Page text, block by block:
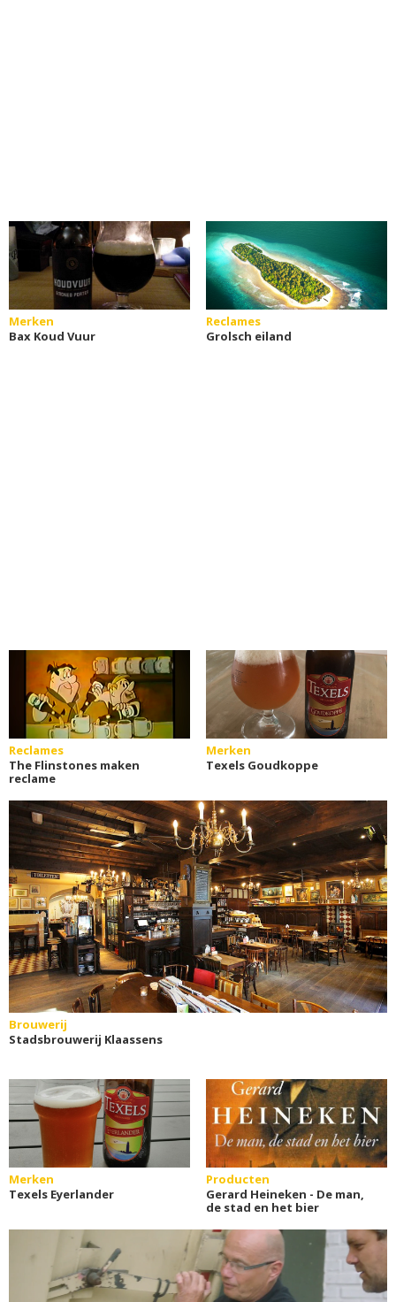
Merken
Bax Koud Vuur
Reclames
Grolsch eiland
Reclames
The Flinstones maken
reclame
Merken
Texels Goudkoppe
Brouwerij
Stadsbrouwerij Klaassens
Merken
Texels Eyerlander
Producten
Gerard Heineken - De man,
de stad en het bier